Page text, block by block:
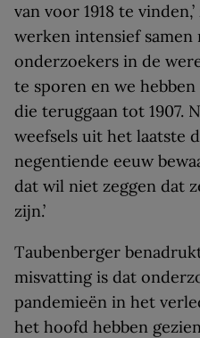
van voor 1918 te
werken intensief samen
onderzoekers in de
te sporen en we
die teruggaan tot 1907.
weefsels uit het laatste
negentiende eeuw
dat wil niet zeggen dat
zijn.’
Taubenberger
misvatting is dat
pandemieën in het
het hoofd hebben